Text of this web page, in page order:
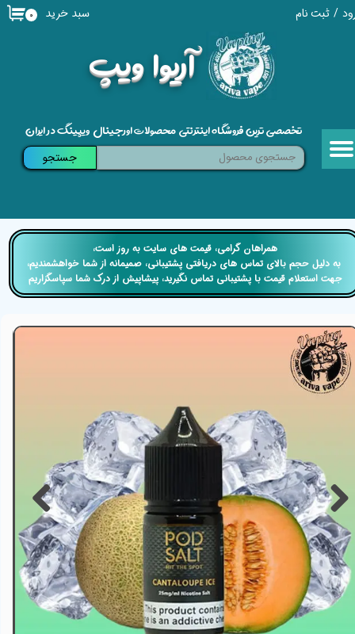
/ ثبت نام
حساب کاربری من
خروج از حساب کاربری
​آریوا ویپ
۰ سبد خرید
تخصصی ترین فروشگاه اینترنتی محصولات اورجینال ویپینگ در ایران
جستجو
​​همراهان گرامی، قیمت های سایت به روز است،
​​​​​​​ به دلیل حجم بالای تماس های دریافتی پشتیبانی، صمیمانه از شما خواهشمندیم،
جهت استعلام قیمت با پشتیبانی تماس نگیرید، پیشاپیش از درک شما سپاسگزاریم